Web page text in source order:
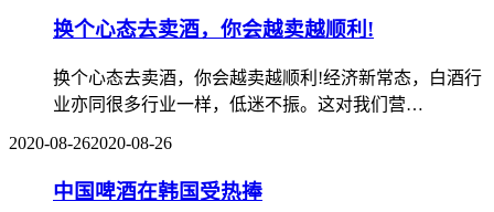
换个心态去卖酒，你会越卖越顺利!
换个心态去卖酒，你会越卖越顺利!经济新常态，白酒行
业亦同很多行业一样，低迷不振。这对我们营…
2020-08-262020-08-26
中国啤酒在韩国受热捧